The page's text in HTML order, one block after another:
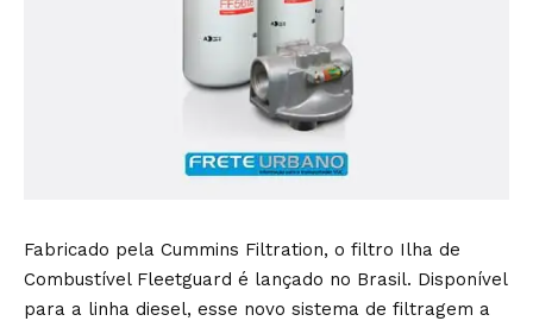
Fabricado pela Cummins Filtration, o filtro Ilha de
Combustível Fleetguard é lançado no Brasil. Disponível
para a linha diesel, esse novo sistema de filtragem a